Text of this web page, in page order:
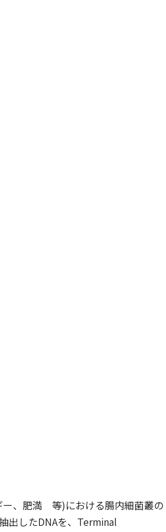
ー、肥満 等)における腸内細菌叢の
出したDNAを、Terminal